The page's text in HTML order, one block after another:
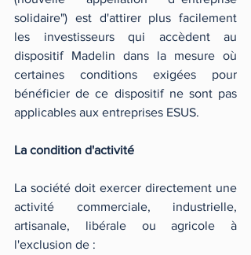
solidaire") est d'attirer plus facilement
les investisseurs qui accèdent au
dispositif Madelin dans la mesure où
certaines conditions exigées pour
bénéficier de ce dispositif ne sont pas
applicables aux entreprises ESUS.
La condition d'activité
La société doit exercer directement une
activité commerciale, industrielle,
artisanale, libérale ou agricole à
l'exclusion de :